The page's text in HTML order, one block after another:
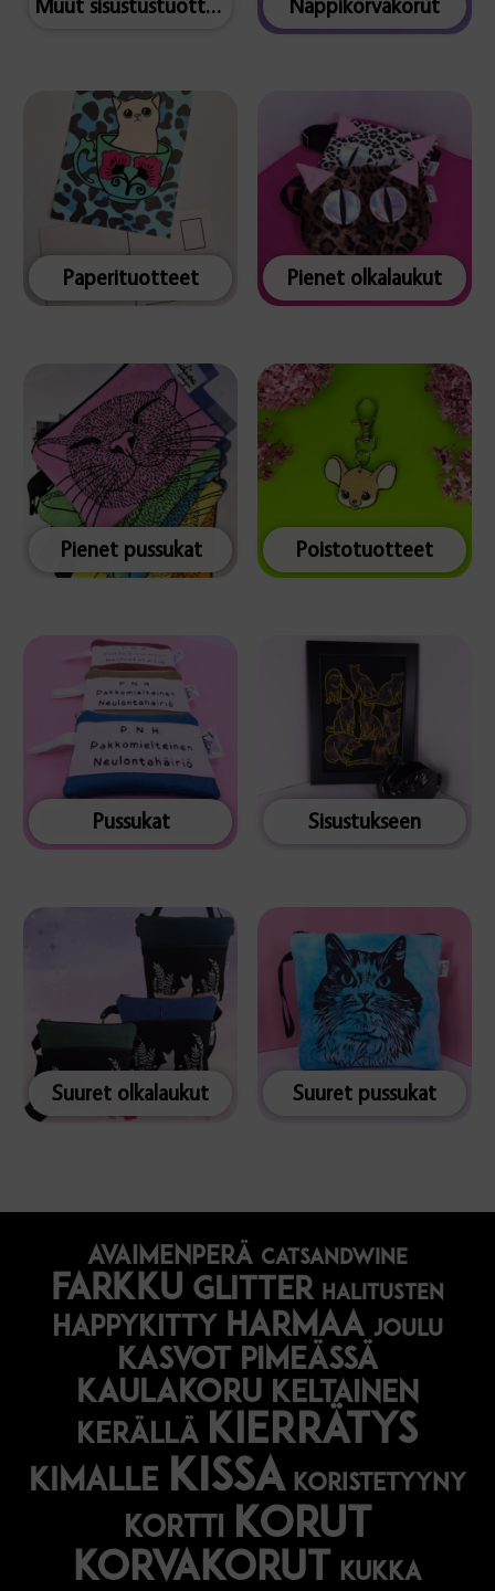
Paperituotteet Pienet olkalaukut
Pienet pussukat Poistotuotteet
Pussukat Sisustukseen
Suuret olkalaukut Suuret pussukat
avaimenperä catsandwine
farkku glitter halitusten
happykitty harmaa joulu
Kasvot pimeässä
kaulakoru keltainen
kerällä kierrätys
kimalle kissa koristetyyny
kortti korut
korvakorut
kukka